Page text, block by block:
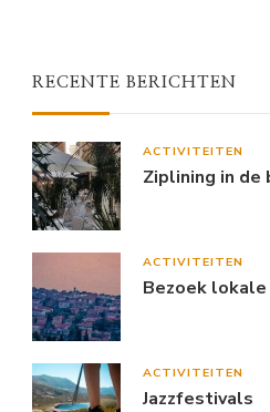
RECENTE BERICHTEN
ACTIVITEITEN
Ziplining in de
ACTIVITEITEN
Bezoek
ACTIVITEITEN
Jazzfestivals